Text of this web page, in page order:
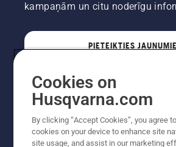
kampaņām un citu noderīgu
PIETEIKTIES
Cookies on
Husqvarna.com
By clicking “Accept Cookies”, you agree
cookies on your device to enhance site
site usage, and assist in our marketing